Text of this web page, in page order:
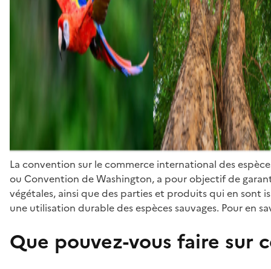
La convention sur le commerce international des
ou Convention de Washington, a pour objectif de
végétales, ainsi que des parties et produits qui en sont
une utilisation durable des espèces sauvages. Pour en
Que pouvez-vous faire sur